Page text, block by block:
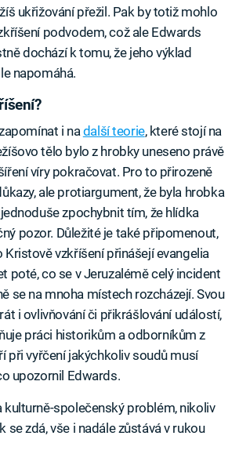
ukřižování přežil. Pak by totiž mohlo
podvodem, což ale Edwards
dochází k tomu, že jeho výklad
napomáhá.
i nadalší teorie, které stojí na
tělo bylo z hrobky uneseno právě
víry pokračovat. Pro to přirozeně
ale protiargument, že byla hrobka
jednoduše zpochybnit tím, že hlídka
pozor. Důležité je také připomenout,
Kristově vzkříšení přinášejí evangelia
poté, co se v Jeruzalémě celý incident
se na mnoha místech rozcházejí. Svou
i ovlivňování či přikrášlování událostí,
práci historikům a odborníkům z
při vyřčení jakýchkoliv soudů musí
upozornil Edwards.
společenský problém, nikoliv
se zdá, vše i nadále zůstává v rukou